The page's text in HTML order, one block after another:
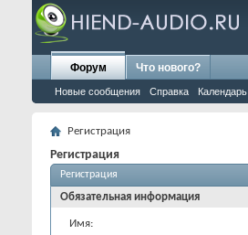
Форум
Новые сообщения Справка Календарь
Что нового?
Регистрация
Регистрация
Регистрация
Обязательная информация
Имя: